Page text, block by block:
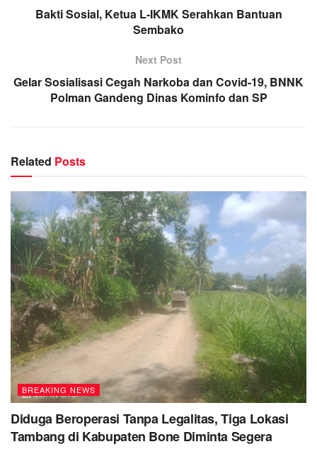
Bakti Sosial, Ketua L-IKMK Serahkan Bantuan
Sembako
Next Post
Gelar Sosialisasi Cegah Narkoba dan Covid-19, BNNK
Polman Gandeng Dinas Kominfo dan SP
Related Posts
BREAKING NEWS
Diduga Beroperasi Tanpa Legalitas, Tiga Lokasi
Tambang di Kabupaten Bone Diminta Segera